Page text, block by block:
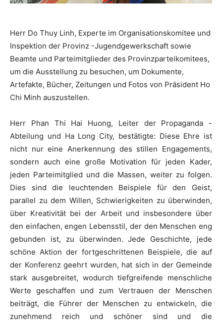
Herr Do Thuy Linh, Experte im Organisationskomitee und
Inspektion der Provinz -Jugendgewerkschaft sowie
Beamte und Parteimitglieder des Provinzparteikomitees,
um die Ausstellung zu besuchen, um Dokumente,
Artefakte, Bücher, Zeitungen und Fotos von Präsident Ho
Chi Minh auszustellen.
Herr Phan Thi Hai Huong, Leiter der Propaganda -
Abteilung und Ha Long City, bestätigte: Diese Ehre ist
nicht nur eine Anerkennung des stillen Engagements,
sondern auch eine große Motivation für jeden Kader,
jeden Parteimitglied und die Massen, weiter zu folgen.
Dies sind die leuchtenden Beispiele für den Geist,
parallel zu dem Willen, Schwierigkeiten zu überwinden,
über Kreativität bei der Arbeit und insbesondere über
den einfachen, engen Lebensstil, der den Menschen eng
gebunden ist, zu überwinden. Jede Geschichte, jede
schöne Aktion der fortgeschrittenen Beispiele, die auf
der Konferenz geehrt wurden, hat sich in der Gemeinde
stark ausgebreitet, wodurch tiefgreifende menschliche
Werte geschaffen und zum Vertrauen der Menschen
beiträgt, die Führer der Menschen zu entwickeln, die
zunehmend reich und schöner sind und die